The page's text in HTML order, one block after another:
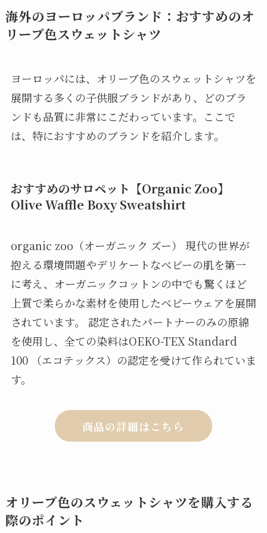
海外のヨーロッパブランド：おすすめのオ
リーブ色スウェットシャツ
ヨーロッパには、オリーブ色のスウェットシャツを
展開する多くの子供服ブランドがあり、どのブラ
ンドも品質に非常にこだわっています。ここで
は、特におすすめのブランドを紹介します。
おすすめのサロペット【Organic Zoo】
Olive Waffle Boxy Sweatshirt
organic zoo（オーガニック ズー） 現代の世界が
抱える環境問題やデリケートなベビーの肌を第一
に考え、オーガニックコットンの中でも驚くほど
上質で柔らかな素材を使用したベビーウェアを展開
されています。 認定されたパートナーのみの原綿
を使用し、全ての染料はOEKO-TEX Standard
100 （エコテックス）の認定を受けて作られていま
す。
商品の詳細はこちら
オリーブ色のスウェットシャツを購入する
際のポイント